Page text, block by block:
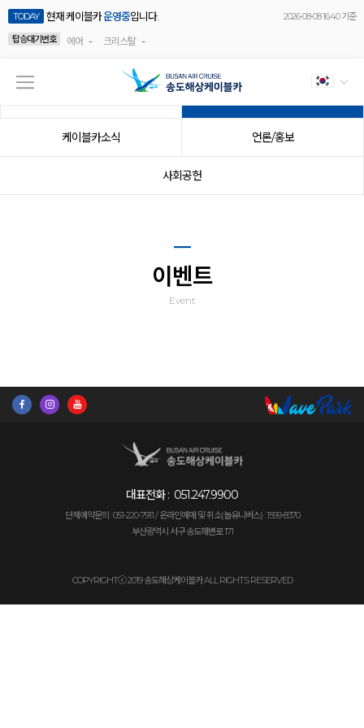
TODAY 현재 케이블카운영중입니다.
2026-08-08 16:40 기준
탑승대기번호
에어 - 크리스탈 -
케이블카소식 언론/홍보
사회공헌
이벤트
Event
대표전화 : 051.247.9900
단체예약문의 : 051-220-7911 / 온라인예매 및 취소(놀유니버스) : 1599-8370
부산광역시 서구 송도해변로 171
COPYRIGHTⓒ 2019 송도해상케이블카 ALL RIGHTS RESERVED